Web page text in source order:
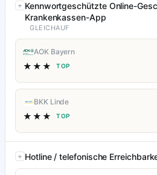
Kennwortgeschützte Online-
Krankenkassen-App
GLEICHAUF
AOK Bayern
★★★ TOP
BKK Linde
★★★ TOP
Hotline / telefonische